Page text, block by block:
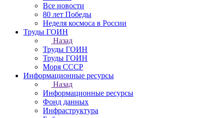
Все новости
80 лет Победы
Неделя космоса в России
Труды ГОИН
Назад
Труды ГОИН
Труды ГОИН
Моря СССР
Информационные ресурсы
Назад
Информационные ресурсы
Фонд данных
Инфраструктура